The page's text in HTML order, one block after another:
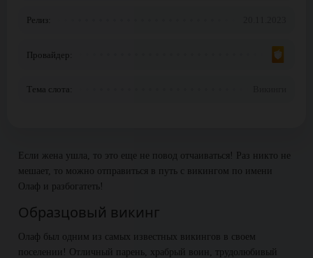
Релиз:
Провайдер:
Тема слота:
Если жена ушла, то это еще не повод отчаиваться! Раз никто не
мешает, то можно отправиться в путь с викингом по имени
Олаф и разбогатеть!
Образцовый викинг
Олаф был одним из самых известных викингов в своем
поселении! Отличный парень, храбрый воин, трудолюбивый